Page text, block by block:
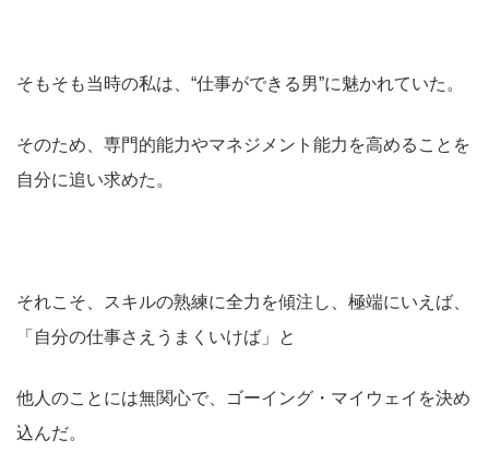
そもそも当時の私は、“仕事ができる男”に魅かれていた。
そのため、専門的能力やマネジメント能力を高めることを
自分に追い求めた。
それこそ、スキルの熟練に全力を傾注し、極端にいえば、
「自分の仕事さえうまくいけば」と
他人のことには無関心で、ゴーイング・マイウェイを決め
込んだ。